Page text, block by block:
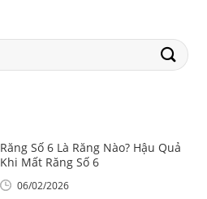
Răng Số 6 Là Răng Nào? Hậu Quả
Khi Mất Răng Số 6
06/02/2026